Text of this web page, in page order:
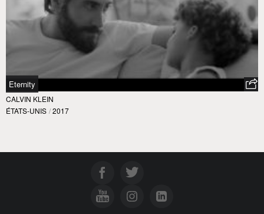
Eternity
CALVIN KLEIN
ÉTATS-UNIS / 2017